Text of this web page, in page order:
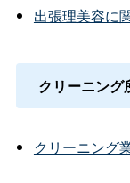
出張理美容に
クリーニング
クリーニング